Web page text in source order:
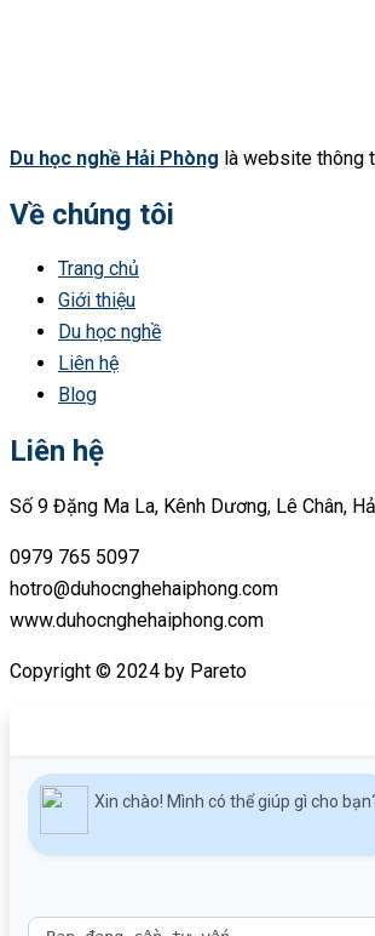
Du học nghề Hải Phòng là website thông
Về chúng tôi
Trang chủ
Giới thiệu
Du học nghề
Liên hệ
Blog
Liên hệ
Số 9 Đặng Ma La, Kênh Dương, Lê Chân,
0979 765 5097
hotro@duhocnghehaiphong.com
www.duhocnghehaiphong.com
Copyright © 2024 by Pareto
Xin chào! Mình có thể giúp gì cho